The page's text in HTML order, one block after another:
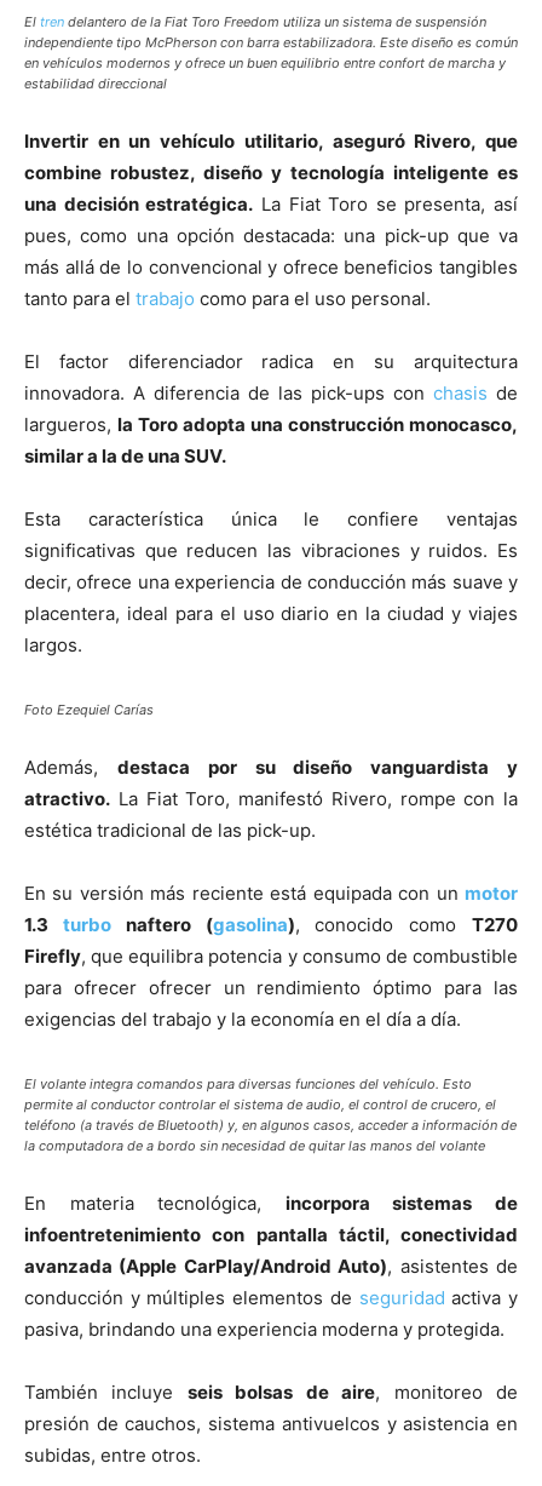
El tren delantero de la Fiat Toro Freedom utiliza un sistema de suspensión
independiente tipo McPherson con barra estabilizadora. Este diseño es común
en vehículos modernos y ofrece un buen equilibrio entre confort de marcha y
estabilidad direccional
Invertir en un vehículo utilitario, aseguró Rivero, que
combine robustez, diseño y tecnología inteligente es
una decisión estratégica. La Fiat Toro se presenta, así
pues, como una opción destacada: una pick-up que va
más allá de lo convencional y ofrece beneficios tangibles
tanto para el trabajo como para el uso personal.
El factor diferenciador radica en su arquitectura
innovadora. A diferencia de las pick-ups con chasis de
largueros, la Toro adopta una construcción monocasco,
similar a la de una SUV.
Esta característica única le confiere ventajas
significativas que reducen las vibraciones y ruidos. Es
decir, ofrece una experiencia de conducción más suave y
placentera, ideal para el uso diario en la ciudad y viajes
largos.
Foto Ezequiel Carías
Además, destaca por su diseño vanguardista y
atractivo. La Fiat Toro, manifestó Rivero, rompe con la
estética tradicional de las pick-up.
En su versión más reciente está equipada con un motor
1.3 turbonaftero (gasolina), conocido comoT270
Firefly, que equilibra potencia y consumo de combustible
para ofrecer ofrecer un rendimiento óptimo para las
exigencias del trabajo y la economía en el día a día.
El volante integra comandos para diversas funciones del vehículo. Esto
permite al conductor controlar el sistema de audio, el control de crucero, el
teléfono (a través de Bluetooth) y, en algunos casos, acceder a información de
la computadora de a bordo sin necesidad de quitar las manos del volante
En materia tecnológica, incorpora sistemas de
infoentretenimiento con pantalla táctil, conectividad
avanzada (Apple CarPlay/Android Auto), asistentes de
conducción y múltiples elementos de seguridad activa y
pasiva, brindando una experiencia moderna y protegida.
También incluye seis bolsas de aire, monitoreo de
presión de cauchos, sistema antivuelcos y asistencia en
subidas, entre otros.